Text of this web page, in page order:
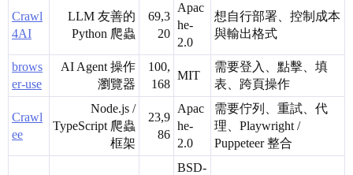
Crawl
4AI
LLM 友善的
Python 爬蟲
69,3
20
Apac
he-
2.0
想自行部署、控制成本
與輸出格式
brows
er-use
AI Agent 操作
瀏覽器
100,
168
MIT
需要登入、點擊、填
表、跨頁操作
Crawl
ee
Node.js /
TypeScript 爬蟲
框架
23,9
86
Apac
he-
2.0
需要佇列、重試、代
理、Playwright /
Puppeteer 整合
BSD-